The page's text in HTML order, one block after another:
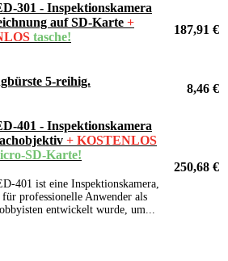
301 - Inspektionskamera
auf SD-Karte +
tasche!
187,91 €
5-reihig.
8,46 €
401 - Inspektionskamera
+ KOSTENLOS
SD-Karte!
401 ist eine Inspektionskamera,
professionelle Anwender als
entwickelt wurde, um...
250,68 €